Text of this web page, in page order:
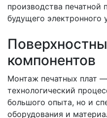
производства
будущего электронного
компонентов
Монтаж печатных плат
технологический
большого опыта, но и
оборудования и